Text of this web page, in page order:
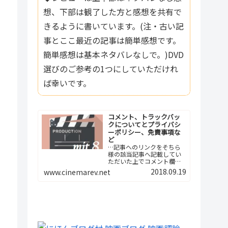
想、下部は観了した方と感想を共有で
きるように書いています。(注・古い記
事とここ最近の記事は簡単感想です。
簡単感想は基本ネタバレなしで。)DVD
選びのご参考の1つにしていただけれ
ば幸いです。
コメント、トラックバッ
クについてとプライバシ
ーポリシー、免責事項な
ど
…記事へのリンクをそちら
様の該当記事へ記載してい
ただいた上でコメント欄へ
ご報告下さい。つまり、今
後は記事間の相互リンクと
www.cinemarev.net 2018.09.19